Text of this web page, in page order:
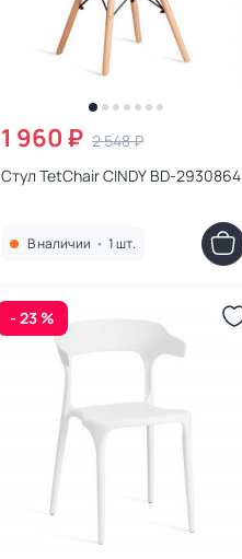
1 960 ₽ 2 548 ₽
Стул TetChair CINDY BD-2930864
В наличии • 1 шт.
- 23 %